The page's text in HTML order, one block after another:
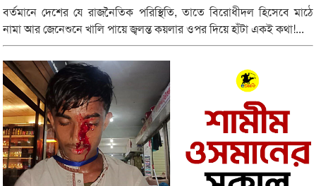
বর্তমানে দেশের যে রাজনৈতিক পরিস্থিতি, তাতে বিরোধীদল হিসেবে মাঠে
নামা আর জেনেশুনে খালি পায়ে জ্বলন্ত কয়লার ওপর দিয়ে হাঁটা একই কথা!...